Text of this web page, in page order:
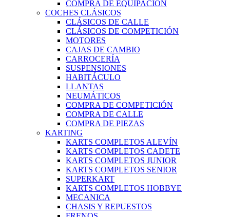
COMPRA DE EQUIPACIÓN
COCHES CLÁSICOS
CLÁSICOS DE CALLE
CLÁSICOS DE COMPETICIÓN
MOTORES
CAJAS DE CAMBIO
CARROCERÍA
SUSPENSIONES
HABITÁCULO
LLANTAS
NEUMÁTICOS
COMPRA DE COMPETICIÓN
COMPRA DE CALLE
COMPRA DE PIEZAS
KARTING
KARTS COMPLETOS ALEVÍN
KARTS COMPLETOS CADETE
KARTS COMPLETOS JUNIOR
KARTS COMPLETOS SENIOR
SUPERKART
KARTS COMPLETOS HOBBYE
MECANICA
CHASIS Y REPUESTOS